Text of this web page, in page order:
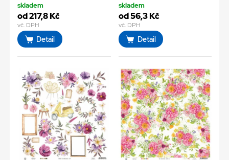
skladem
od 217,8 Kč
vč. DPH
Detail
skladem
od 56,3 Kč
vč. DPH
Detail